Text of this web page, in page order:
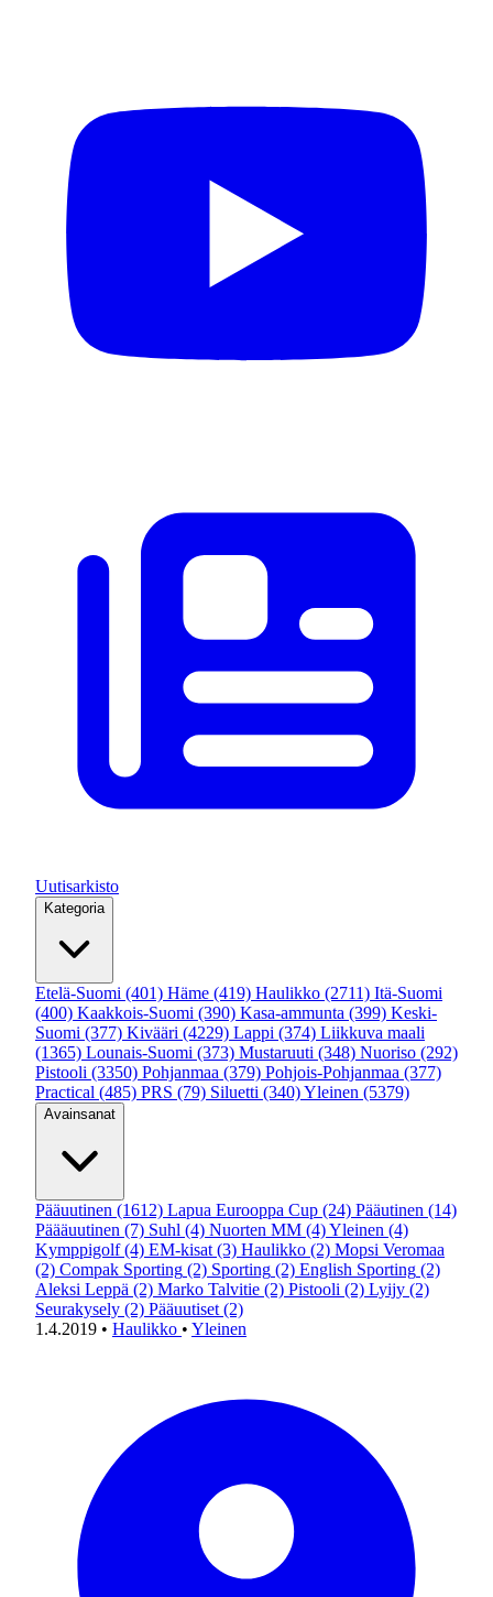
Uutisarkisto
Kategoria
Etelä-Suomi (401) Häme (419) Haulikko (2711) Itä-Suomi
(400) Kaakkois-Suomi (390) Kasa-ammunta (399) Keski-
Suomi (377) Kivääri (4229) Lappi (374) Liikkuva maali
(1365) Lounais-Suomi (373) Mustaruuti (348) Nuoriso (292)
Pistooli (3350) Pohjanmaa (379) Pohjois-Pohjanmaa (377)
Practical (485) PRS (79) Siluetti (340)Yleinen (5379)
Avainsanat
Pääuutinen (1612) Lapua Eurooppa Cup (24) Pääutinen (14)
Päääuutinen (7) Suhl (4) Nuorten MM (4)Yleinen (4)
Kymppigolf (4) EM-kisat (3) Haulikko (2) Mopsi Veromaa
(2) Compak Sporting (2) Sporting (2) English Sporting (2)
Aleksi Leppä (2) Marko Talvitie (2) Pistooli (2) Lyijy (2)
Seurakysely (2) Pääuutiset (2)
1.4.2019 • Haulikko • Yleinen